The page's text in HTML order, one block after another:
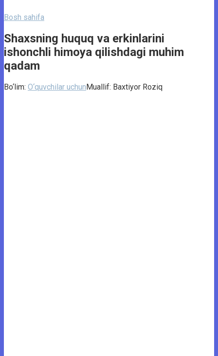
Bosh sahifa
Shaxsning huquq va erkinlarini
ishonchli himoya qilishdagi muhim
qadam
Bo‘lim: O‘quvchilar uchunMuallif: Baxtiyor Roziq